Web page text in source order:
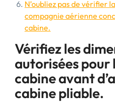
N’oubliez pas de vérifier
compagnie aérienne
cabine.
Vérifiez les
autorisées pour
cabine avant
cabine pliable.